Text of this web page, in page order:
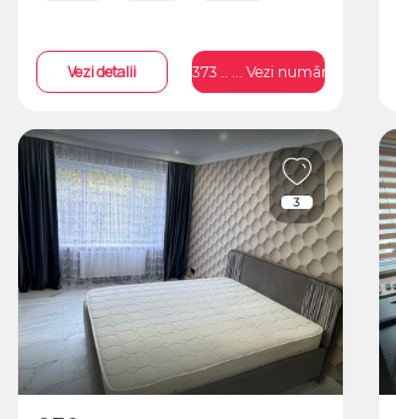
Vezi detalii +373 .. ... Vezi numărul
3